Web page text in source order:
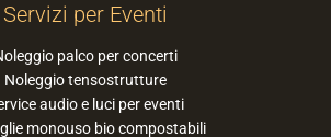
Servizi per Eventi
palco per concerti
Noleggio tensostrutture
audio e luci per eventi
monouso bio compostabili